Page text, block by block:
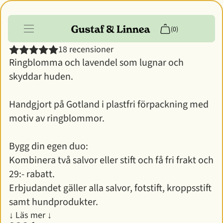
Produkter
Kundkonto
(0)
Kroppsstift - Ringblomma
18 recensioner
Ringblomma och lavendel som lugnar och
skyddar huden.
Handgjort på Gotland i plastfri förpackning med
motiv av ringblommor.
Bygg din egen duo:
Kombinera två salvor eller stift och få fri frakt och
29:- rabatt.
Erbjudandet gäller alla salvor, fotstift, kroppsstift
samt hundprodukter.
↓ Läs mer ↓